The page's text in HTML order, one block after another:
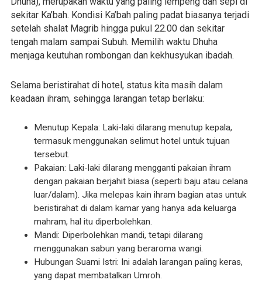
sekitar Ka’bah. Kondisi Ka’bah paling padat biasanya terjadi
setelah shalat Magrib hingga pukul 22.00 dan sekitar
tengah malam sampai Subuh. Memilih waktu Dhuha
menjaga keutuhan rombongan dan kekhusyukan ibadah.
Selama beristirahat di hotel, status kita masih dalam
keadaan ihram, sehingga larangan tetap berlaku:
Menutup Kepala: Laki-laki dilarang menutup kepala,
termasuk menggunakan selimut hotel untuk tujuan
tersebut.
Pakaian: Laki-laki dilarang mengganti pakaian ihram
dengan pakaian berjahit biasa (seperti baju atau celana
luar/dalam). Jika melepas kain ihram bagian atas untuk
beristirahat di dalam kamar yang hanya ada keluarga
mahram, hal itu diperbolehkan.
Mandi: Diperbolehkan mandi, tetapi dilarang
menggunakan sabun yang beraroma wangi.
Hubungan Suami Istri: Ini adalah larangan paling keras,
yang dapat membatalkan Umroh.